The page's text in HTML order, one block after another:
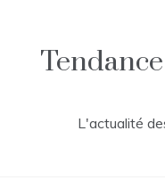
content
L'actualité